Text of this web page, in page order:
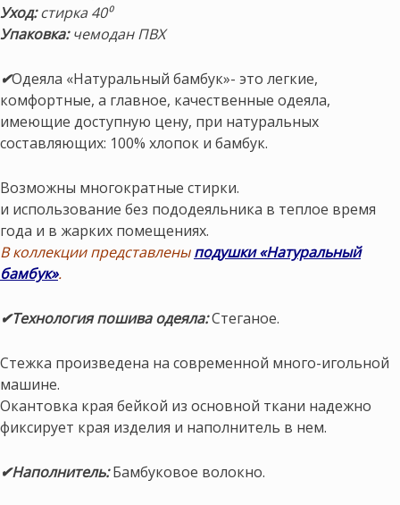
Уход:стирка 40⁰
Упаковка:чемодан ПВХ
✔Одеяла «Натуральный бамбук»- это легкие,
комфортные, а главное, качественные одеяла,
имеющие доступную цену, при натуральных
составляющих: 100% хлопок и бамбук.
Возможны многократные стирки.
и использование без пододеяльника в теплое время
года и в жарких помещениях.
В коллекции представленыподушки«Натуральный
бамбук».
✔Технология пошива одеяла:Стеганое.
Стежка произведена на современной много-игольной
машине.
Окантовка края бейкой из основной ткани надежно
фиксирует края изделия и наполнитель в нем.
✔Наполнитель: Бамбуковое волокно.